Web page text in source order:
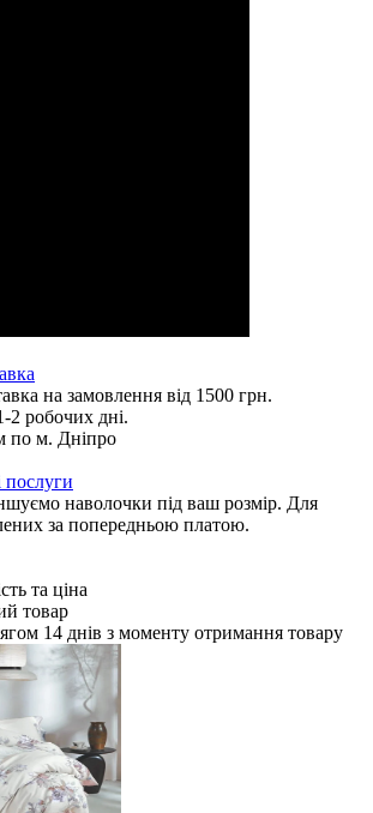
на замовлення від 1500 грн.
2 робочих дні.
по м. Дніпро
послуги
наволочки під ваш розмір. Для
за попередньою платою.
та ціна
товар
14 днів з моменту отримання товару